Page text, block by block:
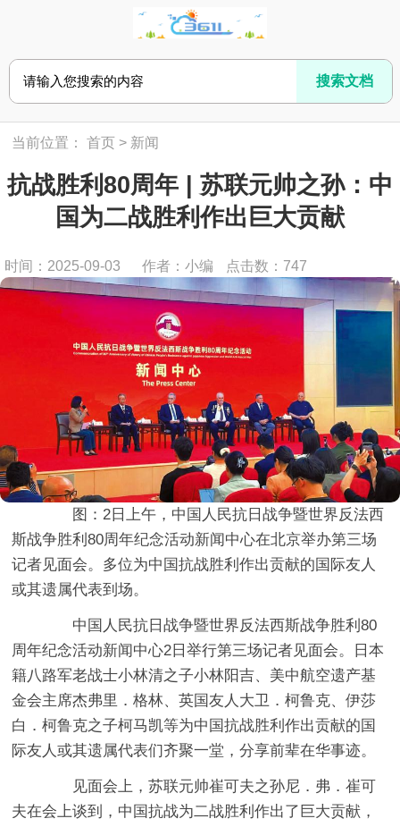
当前位置：首页 > 新闻
抗战胜利80周年 | 苏联元帅之孙：中
国为二战胜利作出巨大贡献
时间：2025-09-03 作者：小编 点击数： 747
图：2日上午，中国人民抗日战争暨世界反法西
斯战争胜利80周年纪念活动新闻中心在北京举办第三场
记者见面会。多位为中国抗战胜利作出贡献的国际友人
或其遗属代表到场。
中国人民抗日战争暨世界反法西斯战争胜利80
周年纪念活动新闻中心2日举行第三场记者见面会。日本
籍八路军老战士小林清之子小林阳吉、美中航空遗产基
金会主席杰弗里．格林、英国友人大卫．柯鲁克、伊莎
白．柯鲁克之子柯马凯等为中国抗战胜利作出贡献的国
际友人或其遗属代表们齐聚一堂，分享前辈在华事迹。
见面会上，苏联元帅崔可夫之孙尼．弗．崔可
夫在会上谈到，中国抗战为二战胜利作出了巨大贡献，